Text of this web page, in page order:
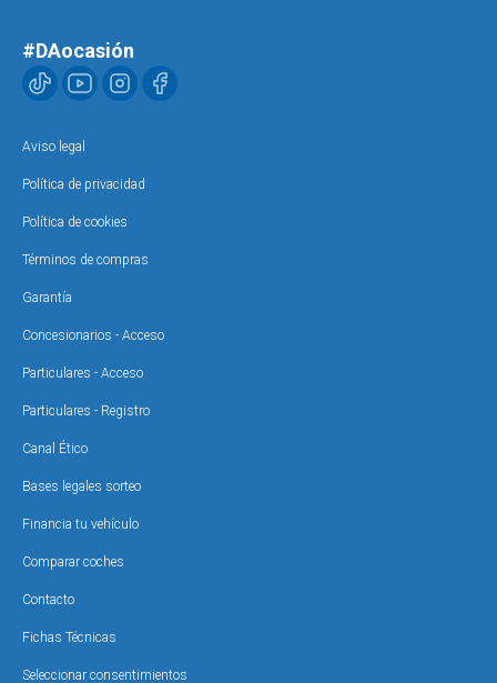
#DAocasión
Aviso legal
Política de privacidad
Política de cookies
Términos de compras
Garantía
Concesionarios - Acceso
Particulares - Acceso
Particulares - Registro
Canal Ético
Bases legales sorteo
Financia tu vehículo
Comparar coches
Contacto
Fichas Técnicas
Seleccionar consentimientos